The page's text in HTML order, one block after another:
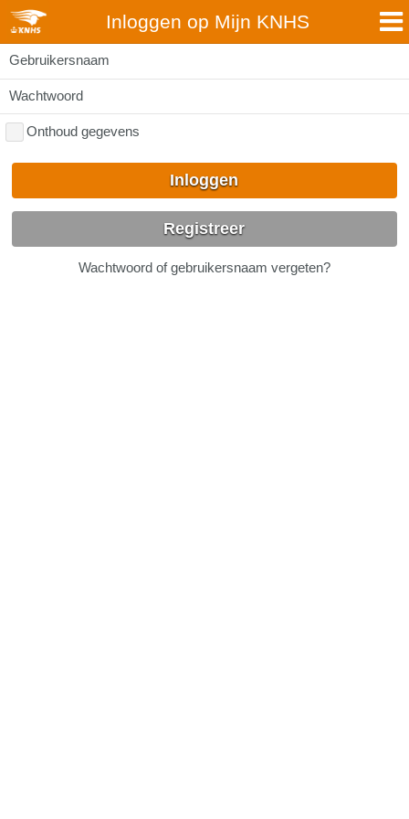
Inloggen op Mijn KNHS
Gebruikersnaam
Wachtwoord
Onthoud gegevens
Inloggen
Registreer
Wachtwoord of gebruikersnaam vergeten?